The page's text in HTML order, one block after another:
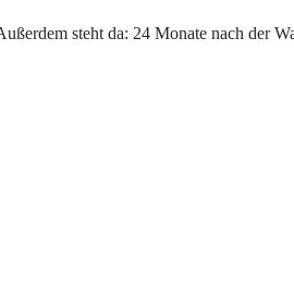
steht da: 24 Monate nach der